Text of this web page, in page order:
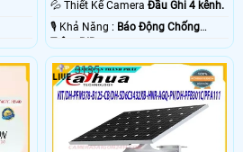
💦 Thiết Kế CameraĐầu Ghi 4 kênh.
️🎙 Khả Năng : Báo Động Chống
3135